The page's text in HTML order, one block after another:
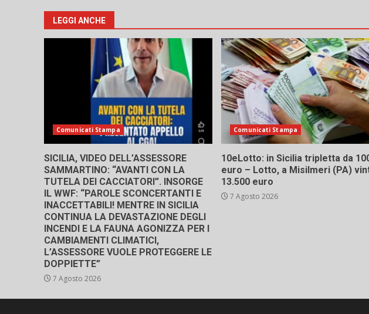
LEGGI ANCHE
Comunicati Stampa
SICILIA, VIDEO DELL’ASSESSORE
SAMMARTINO: “AVANTI CON LA
TUTELA DEI CACCIATORI”. INSORGE
IL WWF: “PAROLE SCONCERTANTI E
INACCETTABILI! MENTRE IN SICILIA
CONTINUA LA DEVASTAZIONE DEGLI
INCENDI E LA FAUNA AGONIZZA PER I
CAMBIAMENTI CLIMATICI,
L’ASSESSORE VUOLE PROTEGGERE LE
DOPPIETTE”
7 Agosto 2026
Comunicati Stampa
10eLotto: in Sicilia tripletta da
euro – Lotto, a Misilmeri (PA)
13.500 euro
7 Agosto 2026